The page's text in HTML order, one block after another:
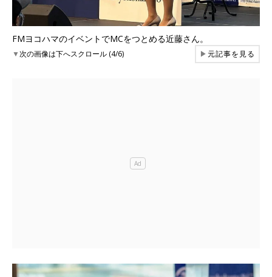
FMヨコハマのイベントでMCをつとめる近藤さん。
▼次の画像は下へスクロール (4/6) ▶元記事を見る